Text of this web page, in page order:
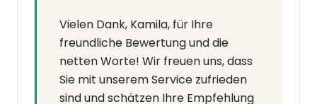
Vielen Dank, Kamila, für Ihre
freundliche Bewertung und die
netten Worte! Wir freuen uns, dass
Sie mit unserem Service zufrieden
sind und schätzen Ihre Empfehlung